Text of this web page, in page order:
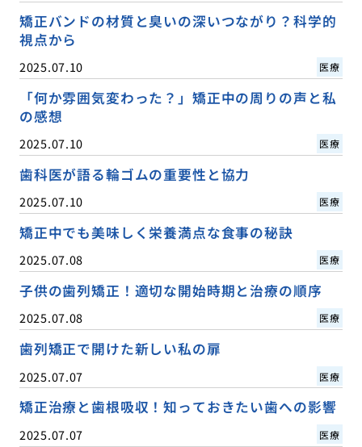
矯正バンドの材質と臭いの深いつながり？科学的
視点から
2025.07.10 医療
「何か雰囲気変わった？」矯正中の周りの声と私
の感想
2025.07.10 医療
歯科医が語る輪ゴムの重要性と協力
2025.07.10 医療
矯正中でも美味しく栄養満点な食事の秘訣
2025.07.08 医療
子供の歯列矯正！適切な開始時期と治療の順序
2025.07.08 医療
歯列矯正で開けた新しい私の扉
2025.07.07 医療
矯正治療と歯根吸収！知っておきたい歯への影響
2025.07.07 医療